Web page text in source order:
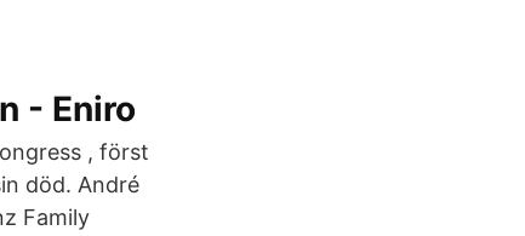
- Eniro
, först
död. André
Family